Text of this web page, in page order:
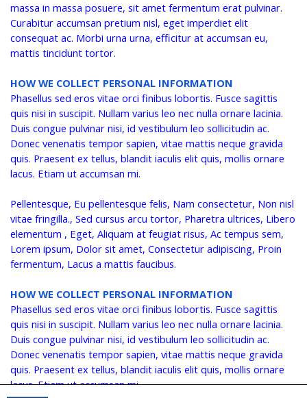
massa in massa posuere, sit amet fermentum erat pulvinar.
Curabitur accumsan pretium nisl, eget imperdiet elit
consequat ac. Morbi urna urna, efficitur at accumsan eu,
mattis tincidunt tortor.
HOW WE COLLECT PERSONAL INFORMATION
Phasellus sed eros vitae orci finibus lobortis. Fusce sagittis
quis nisi in suscipit. Nullam varius leo nec nulla ornare lacinia.
Duis congue pulvinar nisi, id vestibulum leo sollicitudin ac.
Donec venenatis tempor sapien, vitae mattis neque gravida
quis. Praesent ex tellus, blandit iaculis elit quis, mollis ornare
lacus. Etiam ut accumsan mi.
Pellentesque, Eu pellentesque felis, Nam consectetur, Non nisl
vitae fringilla., Sed cursus arcu tortor, Pharetra ultrices, Libero
elementum , Eget, Aliquam at feugiat risus, Ac tempus sem,
Lorem ipsum, Dolor sit amet, Consectetur adipiscing, Proin
fermentum, Lacus a mattis faucibus.
HOW WE COLLECT PERSONAL INFORMATION
Phasellus sed eros vitae orci finibus lobortis. Fusce sagittis
quis nisi in suscipit. Nullam varius leo nec nulla ornare lacinia.
Duis congue pulvinar nisi, id vestibulum leo sollicitudin ac.
Donec venenatis tempor sapien, vitae mattis neque gravida
quis. Praesent ex tellus, blandit iaculis elit quis, mollis ornare
lacus. Etiam ut accumsan mi.